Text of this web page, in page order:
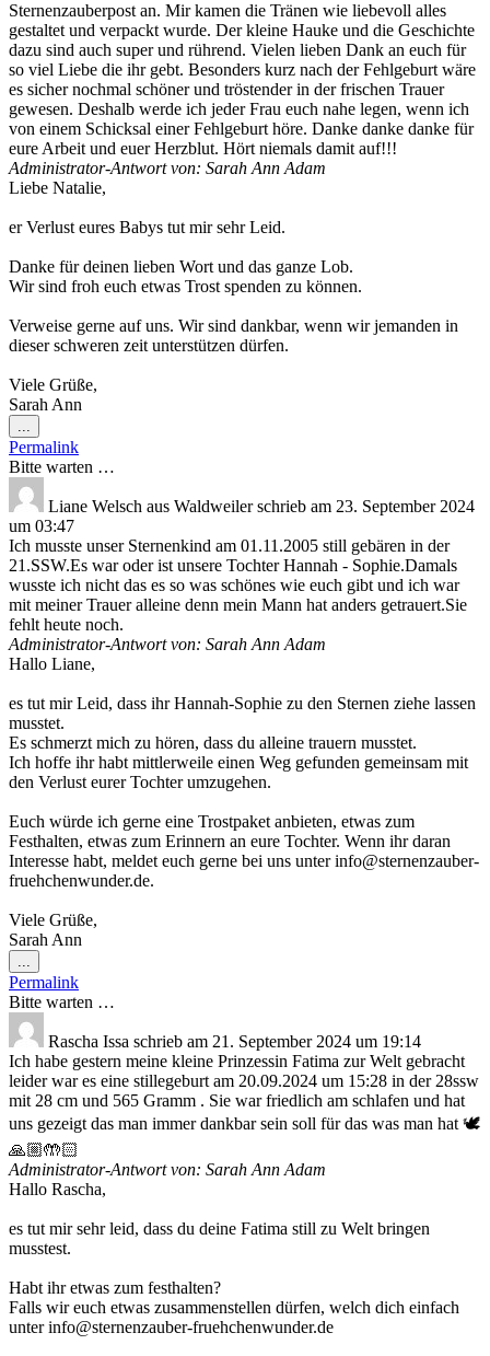
Sternenzauberpost an. Mir kamen die Tränen wie liebevoll alles
gestaltet und verpackt wurde. Der kleine Hauke und die Geschichte
dazu sind auch super und rührend. Vielen lieben Dank an euch für
so viel Liebe die ihr gebt. Besonders kurz nach der Fehlgeburt wäre
es sicher nochmal schöner und tröstender in der frischen Trauer
gewesen. Deshalb werde ich jeder Frau euch nahe legen, wenn ich
von einem Schicksal einer Fehlgeburt höre. Danke danke danke für
eure Arbeit und euer Herzblut. Hört niemals damit auf!!!
Administrator-Antwort von: Sarah Ann Adam
Liebe Natalie,
er Verlust eures Babys tut mir sehr Leid.
Danke für deinen lieben Wort und das ganze Lob.
Wir sind froh euch etwas Trost spenden zu können.
Verweise gerne auf uns. Wir sind dankbar, wenn wir jemanden in
dieser schweren zeit unterstützen dürfen.
Viele Grüße,
Sarah Ann
...
Metabox
ein-/ausblenden.
Permalink
Bitte warten …
Liane Welsch aus Waldweiler schrieb am 23. September 2024
um 03:47
Ich musste unser Sternenkind am 01.11.2005 still gebären in der
21.SSW.Es war oder ist unsere Tochter Hannah - Sophie.Damals
wusste ich nicht das es so was schönes wie euch gibt und ich war
mit meiner Trauer alleine denn mein Mann hat anders getrauert.Sie
fehlt heute noch.
Administrator-Antwort von: Sarah Ann Adam
Hallo Liane,
es tut mir Leid, dass ihr Hannah-Sophie zu den Sternen ziehe lassen
musstet.
Es schmerzt mich zu hören, dass du alleine trauern musstet.
Ich hoffe ihr habt mittlerweile einen Weg gefunden gemeinsam mit
den Verlust eurer Tochter umzugehen.
Euch würde ich gerne eine Trostpaket anbieten, etwas zum
Festhalten, etwas zum Erinnern an eure Tochter. Wenn ihr daran
Interesse habt, meldet euch gerne bei uns unter info@sternenzauber-
fruehchenwunder.de.
Viele Grüße,
Sarah Ann
...
Metabox
ein-/ausblenden.
Permalink
Bitte warten …
Rascha Issa schrieb am 21. September 2024 um 19:14
Ich habe gestern meine kleine Prinzessin Fatima zur Welt gebracht
leider war es eine stillegeburt am 20.09.2024 um 15:28 in der 28ssw
mit 28 cm und 565 Gramm . Sie war friedlich am schlafen und hat
uns gezeigt das man immer dankbar sein soll für das was man hat 🕊️
🙏🏼🤲🏻
Administrator-Antwort von: Sarah Ann Adam
Hallo Rascha,
es tut mir sehr leid, dass du deine Fatima still zu Welt bringen
musstest.
Habt ihr etwas zum festhalten?
Falls wir euch etwas zusammenstellen dürfen, welch dich einfach
unter info@sternenzauber-fruehchenwunder.de